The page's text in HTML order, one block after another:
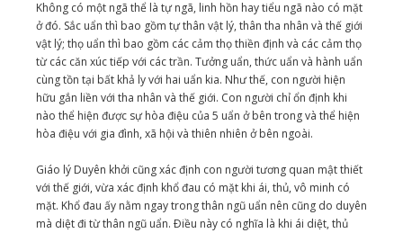
Không có một ngã thể là tự ngã, linh hồn hay tiểu ngã nào có mặt
ở đó. Sắc uẩn thì bao gồm tự thân vật lý, thân tha nhân và thế giới
vật lý; thọ uẩn thì bao gồm các cảm thọ thiền định và các cảm thọ
từ các căn xúc tiếp với các trần. Tưởng uẩn, thức uẩn và hành uẩn
cùng tồn tại bất khả ly với hai uẩn kia. Như thế, con người hiện
hữu gắn liền với tha nhân và thế giới. Con người chỉ ổn định khi
nào thể hiện được sự hòa điệu của 5 uẩn ở bên trong và thể hiện
hòa điệu với gia đình, xã hội và thiên nhiên ở bên ngoài.
Giáo lý Duyên khởi cũng xác định con người tương quan mật thiết
với thế giới, vừa xác định khổ đau có mặt khi ái, thủ, vô minh có
mặt. Khổ đau ấy nằm ngay trong thân ngũ uẩn nên cũng do duyên
mà diệt đi từ thân ngũ uẩn. Ðiều này có nghĩa là khi ái diệt, thủ